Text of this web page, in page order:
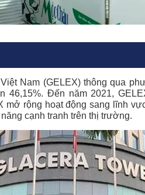
Nam (GELEX) thông qua
46,15%. Đến năm 2021,
rộng hoạt động sang lĩnh
cạnh tranh trên thị trường.